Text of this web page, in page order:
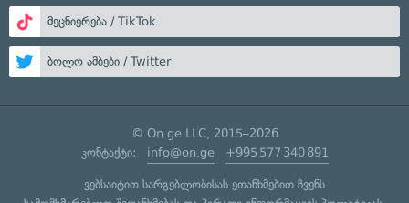
მეცნიერება / TikTok
ბოლო ამბები / Twitter
© On.ge LLC, 2015–2026
კონტაქტი: info@on.ge +995 577 340 891
ვებსაიტით სარგებლობისას ეთანხმებით ჩვენს